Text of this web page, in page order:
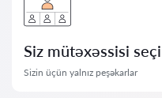
Siz mütəxəssisi
Sizin üçün yalnız peşəkarlar